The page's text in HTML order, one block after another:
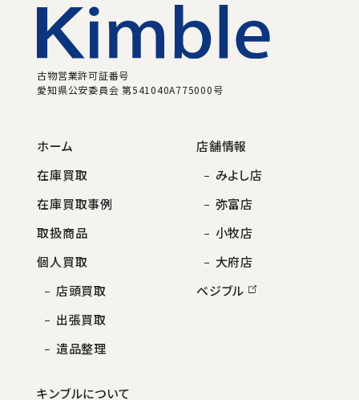
古物営業許可証番号
愛知県公安委員会 第541040A775000号
ホーム
在庫買取
在庫買取事例
取扱商品
個人買取
店頭買取
出張買取
遺品整理
店舗情報
みよし店
弥富店
小牧店
大府店
ベジブル
キンブルについて